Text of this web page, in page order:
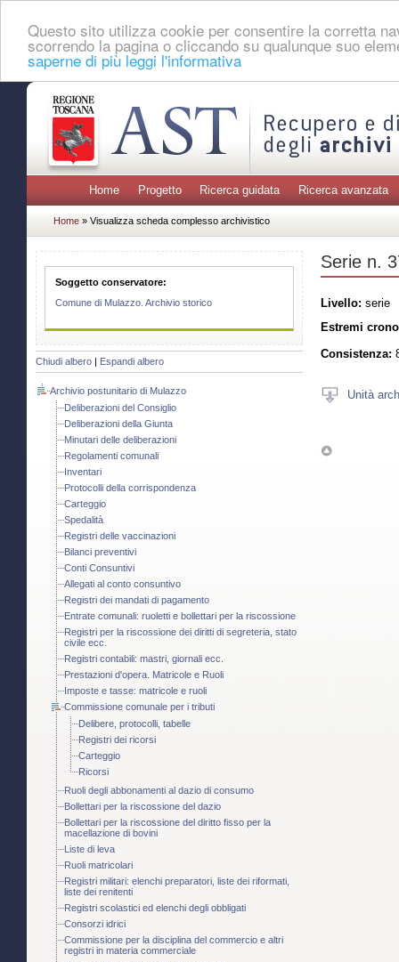
Questo sito utilizza cookie per consentire la corretta
scorrendo la pagina o cliccando su qualunque suo
saperne di più leggi l'informativa
Home Progetto Ricerca guidata Ricerca avanzata
Home » Visualizza scheda complesso archivistico
Soggetto conservatore:
Comune di Mulazzo. Archivio storico
Chiudi albero Espandi albero
Archivio postunitario di Mulazzo
Deliberazioni del Consiglio
Deliberazioni della Giunta
Minutari delle deliberazioni
Regolamenti comunali
Inventari
Protocolli della corrispondenza
Carteggio
Spedalità
Registri delle vaccinazioni
Bilanci preventivi
Conti Consuntivi
Allegati al conto consuntivo
Registri dei mandati di pagamento
Entrate comunali: ruoletti e bollettari per la riscossione
Registri per la riscossione dei diritti di segreteria, stato
civile ecc.
Registri contabili: mastri, giornali ecc.
Prestazioni d'opera. Matricole e Ruoli
Imposte e tasse: matricole e ruoli
Commissione comunale per i tributi
Delibere, protocolli, tabelle
Registri dei ricorsi
Carteggio
Ricorsi
Ruoli degli abbonamenti al dazio di consumo
Bollettari per la riscossione del dazio
Bollettari per la riscossione del diritto fisso per la
macellazione di bovini
Liste di leva
Ruoli matricolari
Registri militari: elenchi preparatori, liste dei riformati,
liste dei renitenti
Registri scolastici ed elenchi degli obbligati
Consorzi idrici
Commissione per la disciplina del commercio e altri
registri in materia commerciale
Serie n.
Livello: serie
Estremi
Consistenza:
Unità